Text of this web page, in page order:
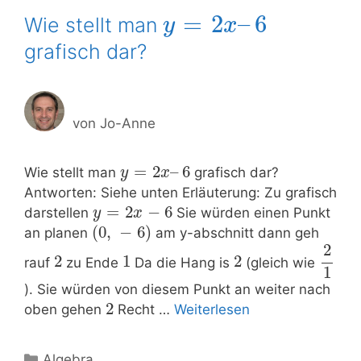
Wie stellt man y = 2x– 6
grafisch dar?
von Jo-Anne
Wie stellt man y = 2x– 6grafisch dar?
Antworten: Siehe unten Erläuterung: Zu grafisch
darstellen y = 2x − 6 Sie würden einen Punkt
an planen (0, − 6) am y-abschnitt dann geh
rauf 2 zu Ende 1 Da die Hang is 2 (gleich wie
2
1
). Sie würden von diesem Punkt an weiter nach
oben gehen 2 Recht … Weiterlesen
Kategorien